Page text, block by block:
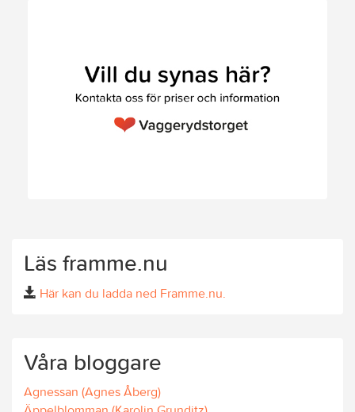
Läs framme.nu
Här kan du ladda ned Framme.nu.
Våra bloggare
Agnessan (Agnes Åberg)